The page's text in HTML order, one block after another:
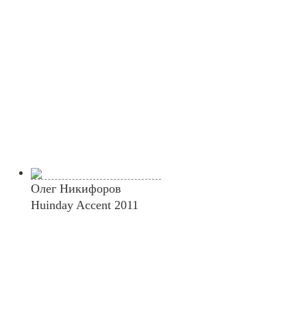
Олег Никифоров
Huinday Accent 2011